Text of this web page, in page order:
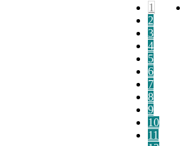
1
2
3
4
5
6
7
8
9
10
11